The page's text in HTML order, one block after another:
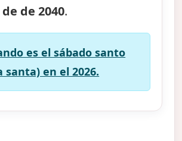
de de 2040.
es el sábado santo
santa) en el 2026.